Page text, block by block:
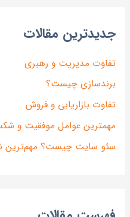
مقالات
مدیریت و رهبری
چیست؟
بازاریابی و فروش
عوامل موفقیت و شکست
سایت چیست؟ مهم‌ترین نکات